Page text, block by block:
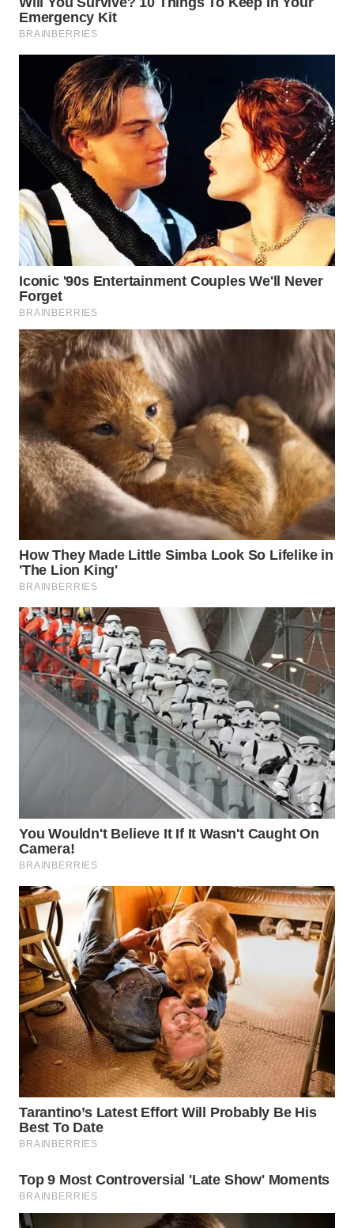
WN
PAKPAK
WN
KARAWANG
WN
BEKASI
WN
BOGOR
WN
DEPOK
WN
TAPANULI
UTARA
WN
SAMOSIR
WN
PADANG
LAWAS
WN
SUMEDANG
CIANJUR
WN
KEPULAUAN
SERIBU
WN
TANGERANG
WN
CIREBON
WN
INDRAMAYU
WN
KUNINGAN
WN
MAJALENGKA
WN
SUBANG
WN
WN
PURWAKARTA